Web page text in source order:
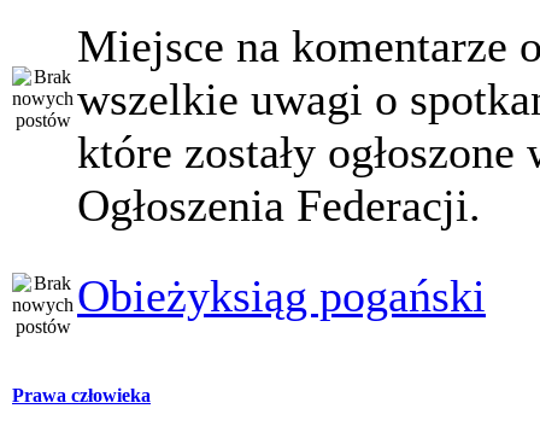
Miejsce na komentarze
wszelkie uwagi o
które zostały ogłoszone
Ogłoszenia Federacji.
Obieżyksiąg pogański
Prawa człowieka